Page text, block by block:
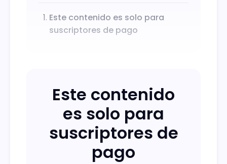
Este contenido es solo para
suscriptores de pago
Este contenido
es solo para
suscriptores de
pago